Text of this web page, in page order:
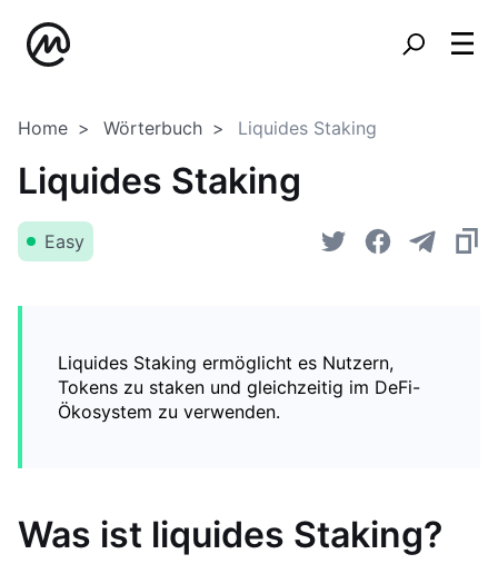
Home Wörterbuch Liquides Staking
Liquides Staking
Easy
Liquides Staking ermöglicht es Nutzern,
Tokens zu staken und gleichzeitig im DeFi-
Ökosystem zu verwenden.
Was ist liquides Staking?